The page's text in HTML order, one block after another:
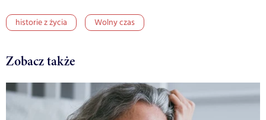
historie z życia Wolny czas
Zobacz także